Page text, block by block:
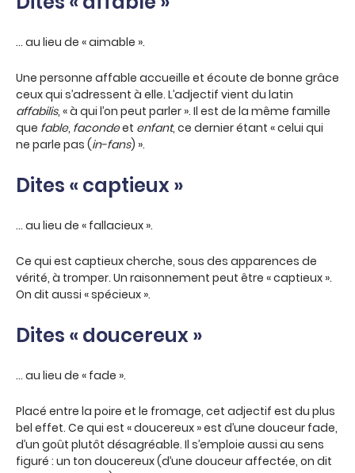
… au lieu de « aimable ».
Une personne affable accueille et écoute de bonne grâce
ceux qui s’adressent à elle. L’adjectif vient du latin
affabilis, « à qui l’on peut parler ». Il est de la même famille
que fable, facondeet enfant, ce dernier étant « celui qui
ne parle pas (in-fans) ».
Dites « captieux »
… au lieu de « fallacieux ».
Ce qui est captieux cherche, sous des apparences de
vérité, à tromper. Un raisonnement peut être « captieux ».
On dit aussi « spécieux ».
Dites « doucereux »
… au lieu de « fade ».
Placé entre la poire et le fromage, cet adjectif est du plus
bel effet. Ce qui est « doucereux » est d’une douceur fade,
d’un goût plutôt désagréable. Il s’emploie aussi au sens
figuré : un ton doucereux (d’une douceur affectée, on dit